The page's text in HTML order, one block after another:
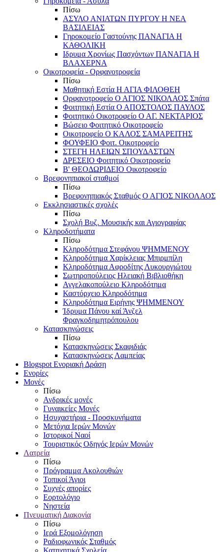
Πίσω
ΑΣΥΛΟ ΑΝΙΑΤΩΝ ΠΥΡΓΟΥ Η ΝΕΑ
ΒΑΣΙΛΕΙΑΣ
Γηροκομείο Γαστούνης ΠΑΝΑΓΙΑ Η
ΚΑΘΟΛΙΚΗ
Ιδρυμα Χρονίως Πασχόντων ΠΑΝΑΓΙΑ Η
ΒΛΑΧΕΡΝΑ
Οικοτροφεία - Ορφανοτροφεία
Πίσω
Μαθητική Εστία Η ΑΓΙΑ ΦΙΛΟΘΕΗ
Ορφανοτροφείο Ο ΑΓΙΟΣ ΝΙΚΟΛΑΟΣ Σπάτα
Φοιτητική Εστία Ο ΑΠΟΣΤΟΛΟΣ ΠΑΥΛΟΣ
Φοιτητικό Οικοτροφείο Ο ΑΓ. ΝΕΚΤΑΡΙΟΣ
Βώσειο Φοιτητικό Οικοτροφείο
Οικοτροφείο Ο ΚΑΛΟΣ ΣΑΜΑΡΕΙΤΗΣ
ΦΟΥΦΕΙΟ Φοιτ. Οικοτροφείο
ΣΤΕΓΗ ΗΛΕΙΩΝ ΣΠΟΥΔΑΣΤΩΝ
ΔΡΕΣΕΙΟ Φοιτητικό Οικοτροφείο
Β' ΘΕΟΔΩΡΙΔΕΙΟ Οικοτροφείο
Βρεφονηπιακοί σταθμοί
Πίσω
Βρεφονηπιακός Σταθμός Ο ΑΓΙΟΣ ΝΙΚΟΛΑΟΣ
Εκκλησιαστικές σχολές
Πίσω
Σχολή Βυζ. Μουσικής και Αγιογραφίας
Κληροδοτήματα
Πίσω
Κληροδότημα Στεφάνου ΨΗΜΜΕΝΟΥ
Κληροδότημα Χαρίκλειας Μπιρμπίλη
Κληροδότημα Αφροδίτης Λυκουργιώτου
Σωτηροπούλειος Ηλειακή Βιβλιοθήκη
Αγγελακοπούλειο Κληροδότημα
Καστόρχειο Κληροδότημα
Κληροδότημα Ειρήνης ΨΗΜΜΕΝΟΥ
Ίδρυμα Πάνου καί Άνζελ
Φραγκοδημητρόπουλου
Κατασκηνώσεις
Πίσω
Κατασκηνώσεις Σκαφιδιάς
Κατασκηνώσεις Λαμπείας
Blogspot Ενοριακή Δράση
Ενορίες
Μονές
Πίσω
Ανδρικές μονές
Γυναικείες Μονές
Ησυχαστήρια - Προσκυνήματα
Μετόχια Ιερών Μονών
Ιστορικοί Ναοί
Τουριστικός Οδηγός Ιερών Μονών
Λατρεία
Πίσω
Πρόγραμμα Ακολουθιών
Τοπικοί Άγιοι
Συχνές απορίες
Εορτολόγιο
Νηστεία
Πνευματική Διακονία
Πίσω
Ιερά Εξομολόγηση
Ραδιοφωνικός Σταθμός
Κατηχητικά Σχολεία